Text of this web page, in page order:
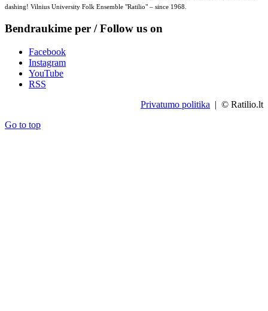
dashing! Vilnius University Folk Ensemble "Ratilio" – since 1968.
Bendraukime per / Follow us on
Facebook
Instagram
YouTube
RSS
Privatumo politika | © Ratilio.lt
Go to top